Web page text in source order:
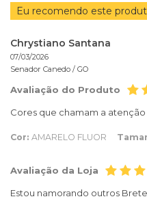
Eu recomendo este
Chrystiano Santana
07/03/2026
Senador Canedo / GO
Avaliação do Produto
Cores que chamam a
Cor: AMARELO FLUOR
Avaliação da Loja
Estou namorando outros